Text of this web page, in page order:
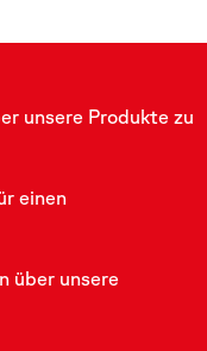
unsere Produkte zu
einen
über unsere